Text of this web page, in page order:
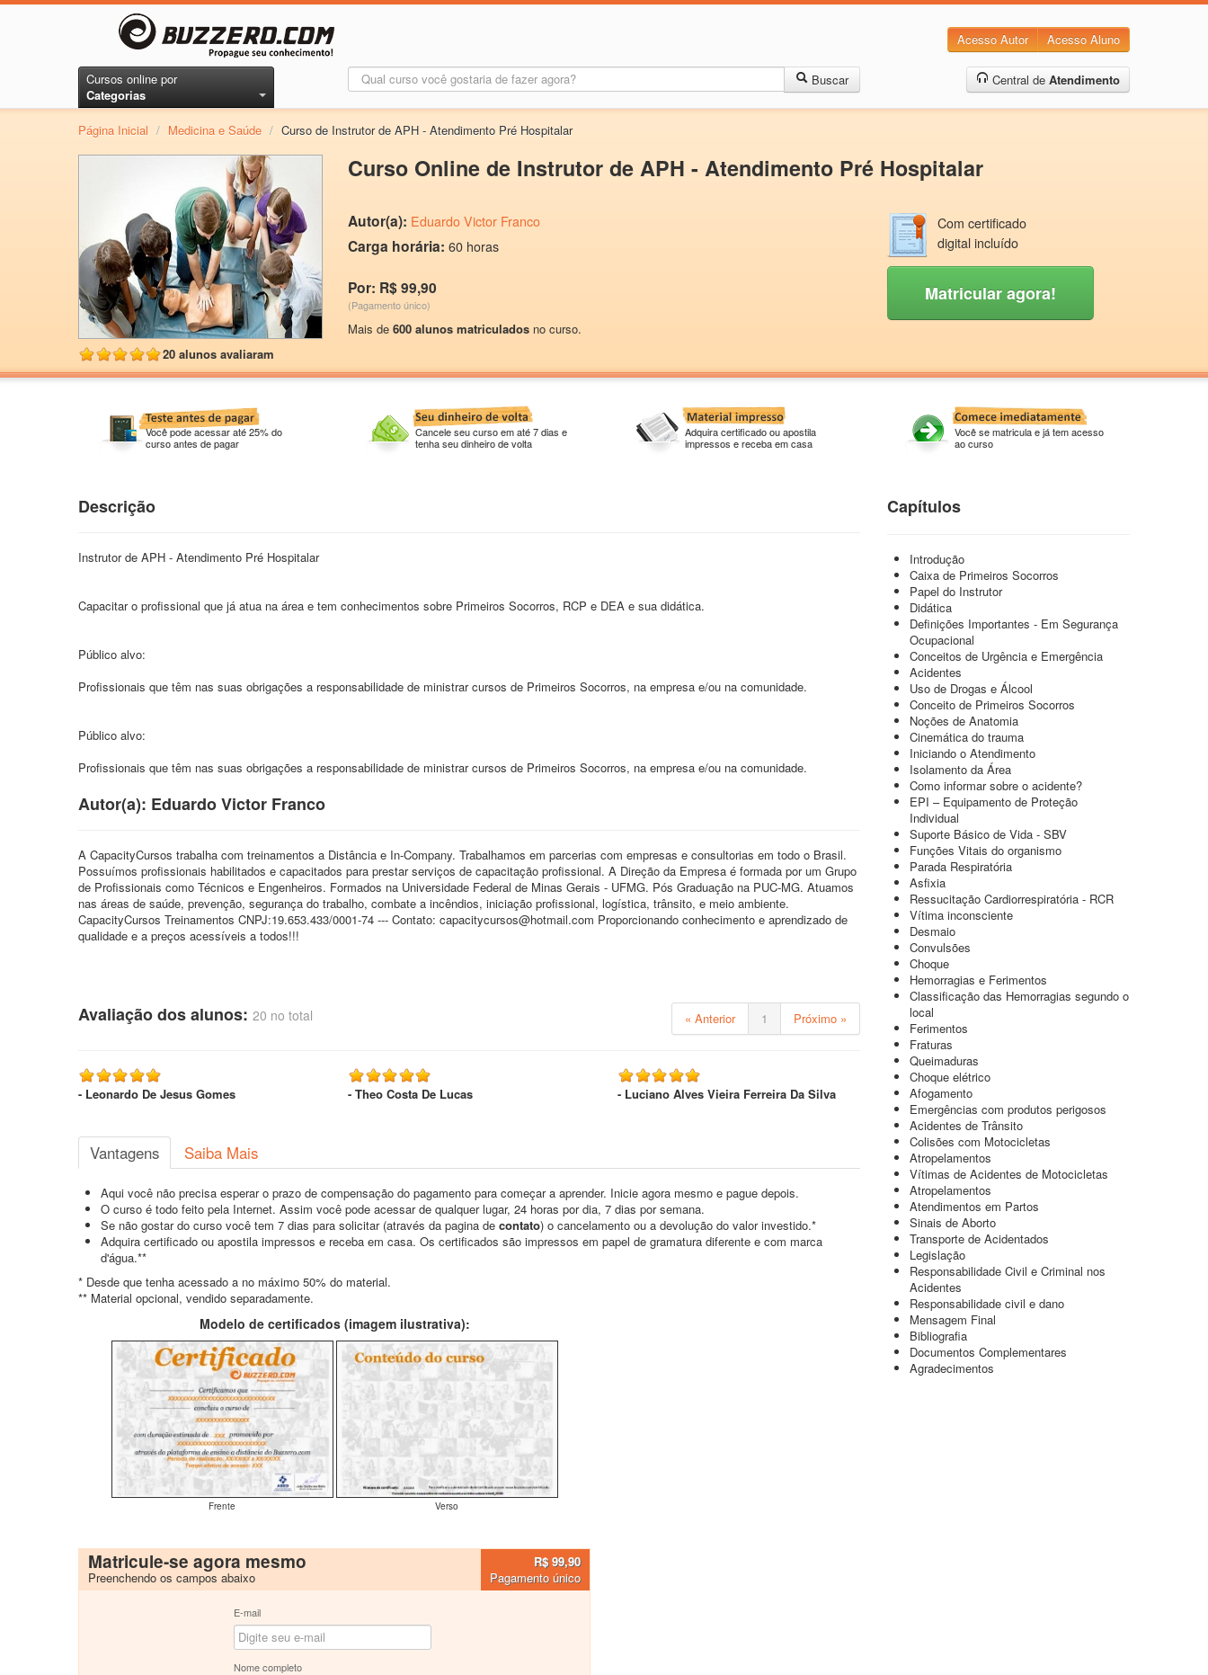
Acesso Autor Acesso Aluno
Cursos online por
Categorias
Buscar Central de Atendimento
Página Inicial / Medicina e Saúde / Curso de Instrutor de APH - Atendimento Pré Hospitalar
20 alunos avaliaram
Curso Online de Instrutor de APH - Atendimento Pré Hospitalar
Autor(a): Eduardo Victor Franco
Carga horária: 60 horas
Por: R$ 99,90
(Pagamento único)
Mais de 600 alunos matriculados no curso.
Com certificado
digital incluído
Matricular agora!
Você pode acessar até 25% do
curso antes de pagar
Cancele seu curso em até 7 dias e
tenha seu dinheiro de volta
Adquira certificado ou apostila
impressos e receba em casa
Você se matricula e já tem acesso
ao curso
Descrição
Instrutor de APH - Atendimento Pré Hospitalar
Capacitar o profissional que já atua na área e tem conhecimentos sobre Primeiros Socorros, RCP e DEA e sua didática.
Público alvo:
Profissionais que têm nas suas obrigações a responsabilidade de ministrar cursos de Primeiros Socorros, na empresa e/ou na comunidade.
Público alvo:
Profissionais que têm nas suas obrigações a responsabilidade de ministrar cursos de Primeiros Socorros, na empresa e/ou na comunidade.
Autor(a): Eduardo Victor Franco
A CapacityCursos trabalha com treinamentos a Distância e In-Company. Trabalhamos em parcerias com empresas e consultorias em todo o Brasil.
Possuímos profissionais habilitados e capacitados para prestar serviços de capacitação profissional. A Direção da Empresa é formada por um Grupo
de Profissionais como Técnicos e Engenheiros. Formados na Universidade Federal de Minas Gerais - UFMG. Pós Graduação na PUC-MG. Atuamos
nas áreas de saúde, prevenção, segurança do trabalho, combate a incêndios, iniciação profissional, logística, trânsito, e meio ambiente.
CapacityCursos Treinamentos CNPJ:19.653.433/0001-74 --- Contato: capacitycursos@hotmail.com Proporcionando conhecimento e aprendizado de
qualidade e a preços acessíveis a todos!!!
Avaliação dos alunos: 20 no total « Anterior 1 Próximo »
- Leonardo De Jesus Gomes - Theo Costa De Lucas - Luciano Alves Vieira Ferreira Da Silva
Vantagens Saiba Mais
Aqui você não precisa esperar o prazo de compensação do pagamento para começar a aprender. Inicie agora mesmo e pague depois.
O curso é todo feito pela Internet. Assim você pode acessar de qualquer lugar, 24 horas por dia, 7 dias por semana.
Se não gostar do curso você tem 7 dias para solicitar (através da pagina de contato) o cancelamento ou a devolução do valor investido.*
Adquira certificado ou apostila impressos e receba em casa. Os certificados são impressos em papel de gramatura diferente e com marca
d'água.**
* Desde que tenha acessado a no máximo 50% do material.
** Material opcional, vendido separadamente.
Modelo de certificados (imagem ilustrativa):
Frente Verso
Matricule-se agora mesmo
Preenchendo os campos abaixo
R$ 99,90
Pagamento único
E-mail
Nome completo
Capítulos
Introdução
Caixa de Primeiros Socorros
Papel do Instrutor
Didática
Definições Importantes - Em Segurança
Ocupacional
Conceitos de Urgência e Emergência
Acidentes
Uso de Drogas e Álcool
Conceito de Primeiros Socorros
Noções de Anatomia
Cinemática do trauma
Iniciando o Atendimento
Isolamento da Área
Como informar sobre o acidente?
EPI – Equipamento de Proteção
Individual
Suporte Básico de Vida - SBV
Funções Vitais do organismo
Parada Respiratória
Asfixia
Ressucitação Cardiorrespiratória - RCR
Vítima inconsciente
Desmaio
Convulsões
Choque
Hemorragias e Ferimentos
Classificação das Hemorragias segundo o
local
Ferimentos
Fraturas
Queimaduras
Choque elétrico
Afogamento
Emergências com produtos perigosos
Acidentes de Trânsito
Colisões com Motocicletas
Atropelamentos
Vítimas de Acidentes de Motocicletas
Atropelamentos
Atendimentos em Partos
Sinais de Aborto
Transporte de Acidentados
Legislação
Responsabilidade Civil e Criminal nos
Acidentes
Responsabilidade civil e dano
Mensagem Final
Bibliografia
Documentos Complementares
Agradecimentos